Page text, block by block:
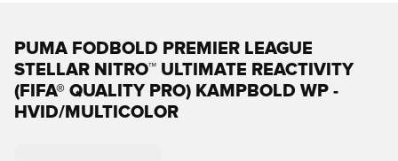
PUMA FODBOLD PREMIER LEAGUE
STELLAR NITRO™ ULTIMATE REACTIVITY
(FIFA® QUALITY PRO) KAMPBOLD WP -
HVID/MULTICOLOR